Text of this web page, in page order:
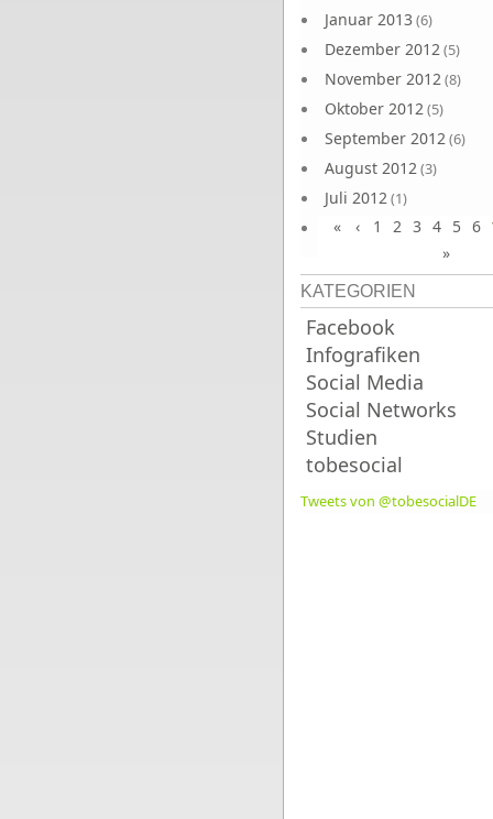
Januar 2013 (6)
Dezember 2012(5)
November 2012(8)
Oktober 2012(5)
September 2012(6)
August 2012(3)
Juli 2012(1)
Juni 2012(4)
« ‹ 1 2 3 4 5 6
»
KATEGORIEN
Facebook
Infografiken
Social Media
Social Networks
Studien
tobesocial
Tweets von @tobesocialDE